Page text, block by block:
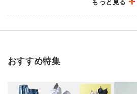
ラルの「本当に似合う
もっと見る
おすすめ特集